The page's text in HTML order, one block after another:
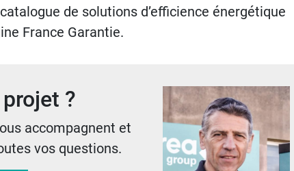
de solutions d’efficience énergétique
France Garantie.
?
accompagnent et
vos questions.